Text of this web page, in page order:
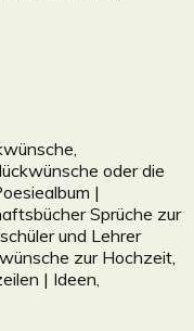
oder die
|
Sprüche zur
und Lehrer
zur Hochzeit
| Ideen,